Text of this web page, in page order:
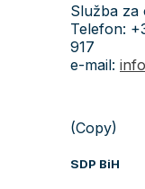
Služba za
Telefon:
917
e-mail:
(Copy)
SDP BiH